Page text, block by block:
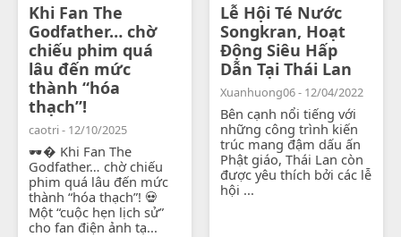
Khi Fan The
Godfather… chờ
chiếu phim quá
lâu đến mức
thành “hóa
thạch”!
caotri - 12/10/2025
🕶� Khi Fan The
Godfather… chờ chiếu
phim quá lâu đến mức
thành “hóa thạch”! 💀
Một “cuộc hẹn lịch sử”
cho fan điện ảnh tạ...
Lễ Hội Té Nước
Songkran, Hoạt
Động Siêu Hấp
Dẫn Tại Thái Lan
Xuanhuong06 - 12/04/2022
Bên cạnh nổi tiếng với
những công trình kiến
trúc mang đậm dấu ấn
Phật giáo, Thái Lan còn
được yêu thích bởi các lễ
hội ...